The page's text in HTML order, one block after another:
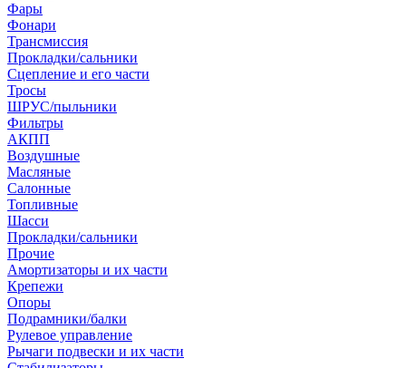
Фары
Фонари
Трансмиссия
Прокладки/сальники
Сцепление и его части
Тросы
ШРУС/пыльники
Фильтры
АКПП
Воздушные
Масляные
Салонные
Топливные
Шасси
Прокладки/сальники
Прочие
Амортизаторы и их части
Крепежи
Опоры
Подрамники/балки
Рулевое управление
Рычаги подвески и их части